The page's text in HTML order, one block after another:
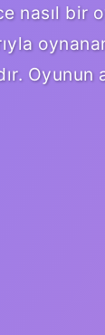
nasıl bir
Oyunun